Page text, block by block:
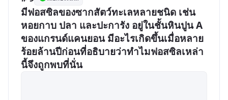
มีฟอสซิลของซากสัตว์ทะเลหลายชนิด เช่น
หอยกาบ ปลา และปะการัง อยู่ในชั้นหินปูน A
ของแกรนด์แคนยอน มีอะไรเกิดขึ้นเมื่อหลาย
ร้อยล้านปีก่อนที่อธิบายว่าทำไมฟอสซิลเหล่า
นี้จึงถูกพบที่นั่น